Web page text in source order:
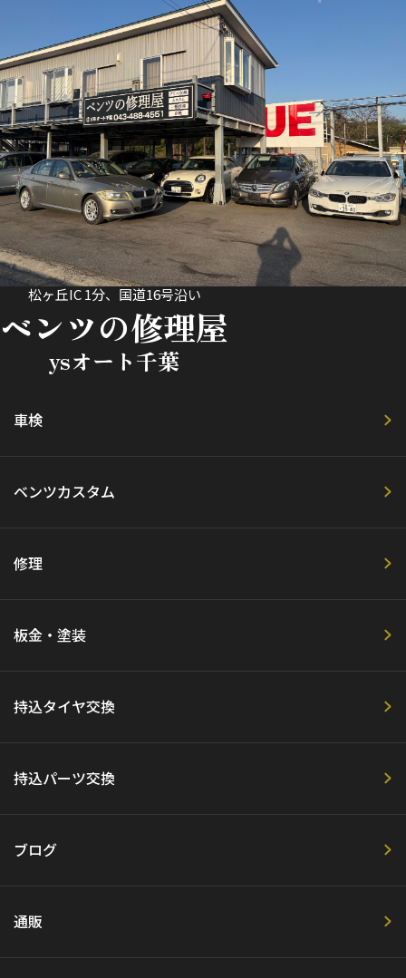
松ヶ丘IC 1分、国道16号沿い
ベンツの修理屋
ysオート千葉
車検
ベンツカスタム
修理
板金・塗装
持込タイヤ交換
持込パーツ交換
ブログ
通販